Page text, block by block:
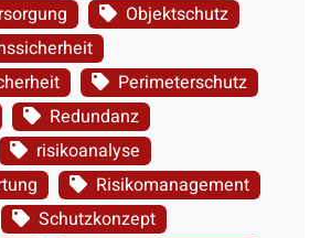
Objektschutz
Perimeterschutz
Redundanz
risikoanalyse
Risikomanagement
Schutzkonzept